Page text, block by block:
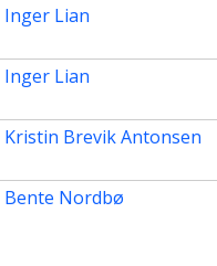
Inger Lian
Inger Lian
Kristin Brevik Antonsen
Bente Nordbø